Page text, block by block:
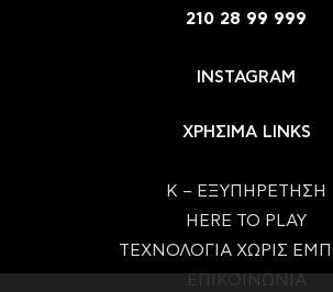
210 28 99 999
INSTAGRAM
ΧΡΗΣΙΜΑ LINKS
Κ – ΕΞΥΠΗΡΕΤΗΣΗ
HERE TO PLAY
ΤΕΧΝΟΛΟΓΙΑ ΧΩΡΙΣ